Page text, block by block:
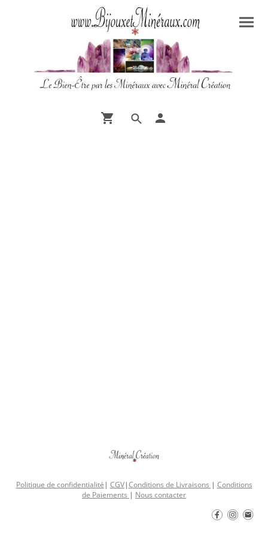
Politique de confidentialité | CGV|Conditions de Livraisons | Conditions
de Paiements | Nous contacter